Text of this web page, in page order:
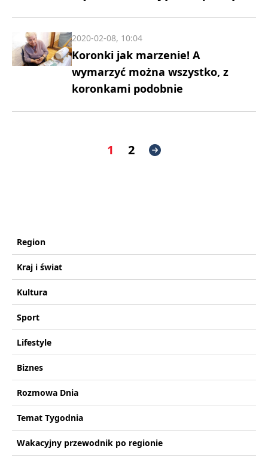
Koronki jak marzenie! A
wymarzyć można wszystko, z
koronkami podobnie
2020-02-08, 10:04
1 2
Region
Kraj i świat
Kultura
Sport
Lifestyle
Biznes
Rozmowa Dnia
Temat Tygodnia
Wakacyjny przewodnik po regionie